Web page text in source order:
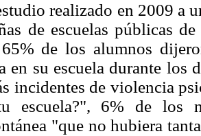
realizado en 2009 a
de escuelas públicas
de los alumnos
en su escuela durante los
incidentes de violencia
escuela?", 6% de los
"que no hubiera